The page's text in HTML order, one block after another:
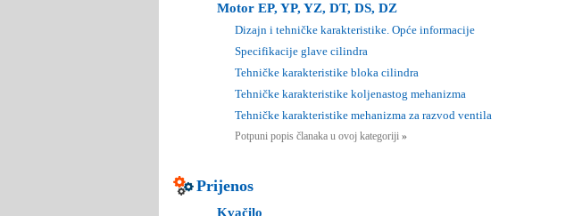
Motor EP, YP, YZ, DT, DS, DZ
Dizajn i tehničke karakteristike. Opće informacije
Specifikacije glave cilindra
Tehničke karakteristike bloka cilindra
Tehničke karakteristike koljenastog mehanizma
Tehničke karakteristike mehanizma za razvod ventila
Potpuni popis članaka u ovoj kategoriji »
Prijenos
Kvačilo